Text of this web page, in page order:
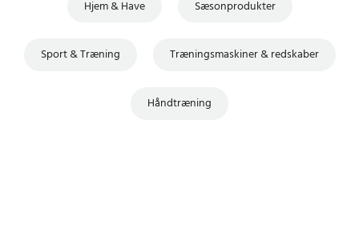
Hjem & Have Sæsonprodukter
Sport & Træning Træningsmaskiner & redskaber
Håndtræning